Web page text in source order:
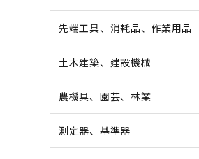
先端工具、消耗品、作業用品
土木建築、建設機械
農機具、園芸、林業
測定器、基準器